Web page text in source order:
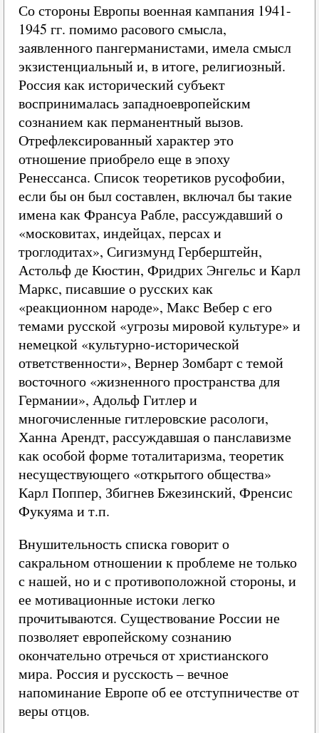
Со стороны Европы военная кампания 1941-
1945 гг. помимо расового смысла,
заявленного пангерманистами, имела смысл
экзистенциальный и, в итоге, религиозный.
Россия как исторический субъект
воспринималась западноевропейским
сознанием как перманентный вызов.
Отрефлексированный характер это
отношение приобрело еще в эпоху
Ренессанса. Список теоретиков русофобии,
если бы он был составлен, включал бы такие
имена как Франсуа Рабле, рассуждавший о
«московитах, индейцах, персах и
троглодитах», Сигизмунд Герберштейн,
Астольф де Кюстин, Фридрих Энгельс и Карл
Маркс, писавшие о русских как
«реакционном народе», Макс Вебер с его
темами русской «угрозы мировой культуре» и
немецкой «культурно-исторической
ответственности», Вернер Зомбарт с темой
восточного «жизненного пространства для
Германии», Адольф Гитлер и
многочисленные гитлеровские расологи,
Ханна Арендт, рассуждавшая о панславизме
как особой форме тоталитаризма, теоретик
несуществующего «открытого общества»
Карл Поппер, Збигнев Бжезинский, Френсис
Фукуяма и т.п.
Внушительность списка говорит о
сакральном отношении к проблеме не только
с нашей, но и с противоположной стороны, и
ее мотивационные истоки легко
прочитываются. Существование России не
позволяет европейскому сознанию
окончательно отречься от христианского
мира. Россия и русскость – вечное
напоминание Европе об ее отступничестве от
веры отцов.